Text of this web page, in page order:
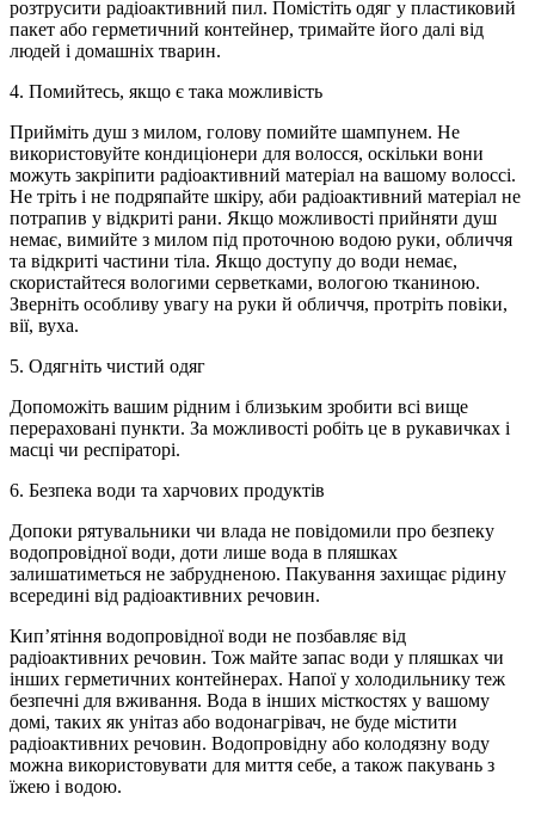
розтрусити радіоактивний пил. Помістіть одяг у пластиковий
пакет або герметичний контейнер, тримайте його далі від
людей і домашніх тварин.
4. Помийтесь, якщо є така можливість
Прийміть душ з милом, голову помийте шампунем. Не
використовуйте кондиціонери для волосся, оскільки вони
можуть закріпити радіоактивний матеріал на вашому волоссі.
Не тріть і не подряпайте шкіру, аби радіоактивний матеріал не
потрапив у відкриті рани. Якщо можливості прийняти душ
немає, вимийте з милом під проточною водою руки, обличчя
та відкриті частини тіла. Якщо доступу до води немає,
скористайтеся вологими серветками, вологою тканиною.
Зверніть особливу увагу на руки й обличчя, протріть повіки,
вії, вуха.
5. Одягніть чистий одяг
Допоможіть вашим рідним і близьким зробити всі вище
перераховані пункти. За можливості робіть це в рукавичках і
масці чи респіраторі.
6. Безпека води та харчових продуктів
Допоки рятувальники чи влада не повідомили про безпеку
водопровідної води, доти лише вода в пляшках
залишатиметься не забрудненою. Пакування захищає рідину
всередині від радіоактивних речовин.
Кип’ятіння водопровідної води не позбавляє від
радіоактивних речовин. Тож майте запас води у пляшках чи
інших герметичних контейнерах. Напої у холодильнику теж
безпечні для вживання. Вода в інших місткостях у вашому
домі, таких як унітаз або водонагрівач, не буде містити
радіоактивних речовин. Водопровідну або колодязну воду
можна використовувати для миття себе, а також пакувань з
їжею і водою.